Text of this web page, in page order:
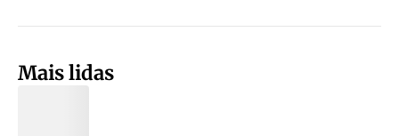
Mais lidas